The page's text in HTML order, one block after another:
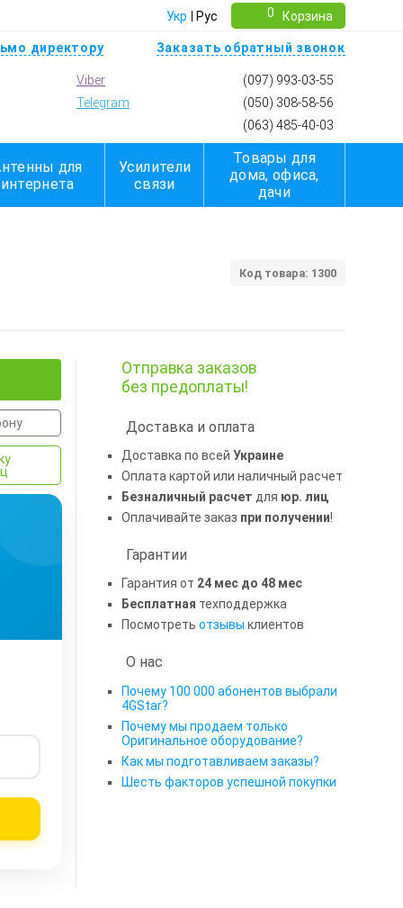
Укр Рус 0 Корзина
директору Заказать обратный звонок
Viber
Telegram
(097) 993-03-55
(050) 308-58-56
(063) 485-40-03
для
интернета
Усилители
связи
Товары для
дома, офиса,
дачи
Код товара: 1300
Отправка заказов
без предоплаты!
Доставка и оплата
Доставка по всей Украине
Оплата картой или наличный расчет
Безналичный расчет для юр. лиц
Оплачивайте заказ при получении!
Гарантии
Гарантия от 24 мес до 48 мес
Бесплатная техподдержка
Посмотреть отзывы клиентов
О нас
Почему 100 000 абонентов выбрали
4GStar?
Почему мы продаем только
Оригинальное оборудование?
Как мы подготавливаем заказы?
Шесть факторов успешной покупки